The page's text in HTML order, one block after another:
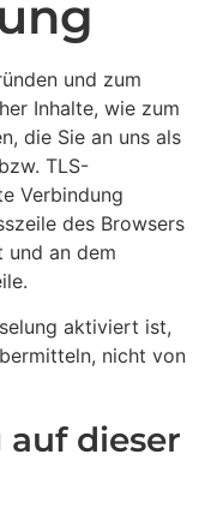
und zum
Inhalte, wie zum
die Sie an uns als
TLS-
Verbindung
des Browsers
und an dem
aktiviert ist,
nicht von
auf dieser